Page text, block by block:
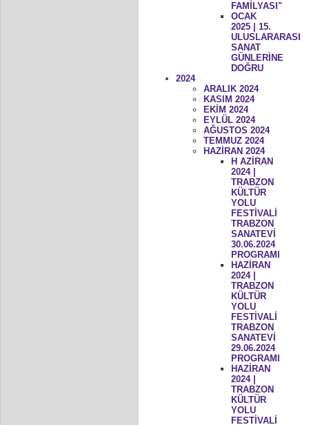
FAMİLYASI"
OCAK
2025 | 15.
ULUSLARARASI
SANAT
GÜNLERİNE
DOĞRU
2024
ARALIK 2024
KASIM 2024
EKİM 2024
EYLÜL 2024
AĞUSTOS 2024
TEMMUZ 2024
HAZİRAN 2024
H AZİRAN
2024 |
TRABZON
KÜLTÜR
YOLU
FESTİVALİ
TRABZON
SANATEVİ
30.06.2024
PROGRAMI
HAZİRAN
2024 |
TRABZON
KÜLTÜR
YOLU
FESTİVALİ
TRABZON
SANATEVİ
29.06.2024
PROGRAMI
HAZİRAN
2024 |
TRABZON
KÜLTÜR
YOLU
FESTİVALİ